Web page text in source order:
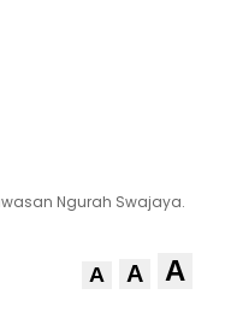
Ngurah Swajaya.
A A A